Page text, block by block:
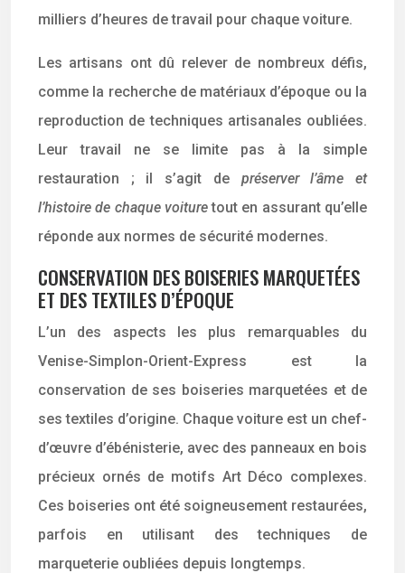
milliers d’heures de travail pour chaque voiture.
Les artisans ont dû relever de nombreux défis,
comme la recherche de matériaux d’époque ou la
reproduction de techniques artisanales oubliées.
Leur travail ne se limite pas à la simple
restauration ; il s’agit de préserver l’âme et
l’histoire de chaque voituretout en assurant qu’elle
réponde aux normes de sécurité modernes.
CONSERVATION DES BOISERIES MARQUETÉES
ET DES TEXTILES D’ÉPOQUE
L’un des aspects les plus remarquables du
Venise-Simplon-Orient-Express est la
conservation de ses boiseries marquetées et de
ses textiles d’origine. Chaque voiture est un chef-
d’œuvre d’ébénisterie, avec des panneaux en bois
précieux ornés de motifs Art Déco complexes.
Ces boiseries ont été soigneusement restaurées,
parfois en utilisant des techniques de
marqueterie oubliées depuis longtemps.